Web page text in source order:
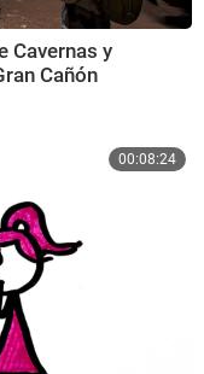
Cavernas y
Cañón
00:08:24